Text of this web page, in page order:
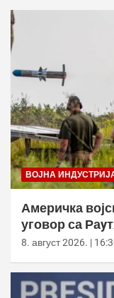
ВОЈНА
Америчка
уговор са
милиона
8. август 2026. |